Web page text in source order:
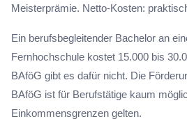
Meisterprämie. Netto-Kosten:
Ein berufsbegleitender Bachelor an
Fernhochschule kostet 15.000 bis
BAföG gibt es dafür nicht. Die
BAföG ist für Berufstätige kaum
Einkommensgrenzen gelten.